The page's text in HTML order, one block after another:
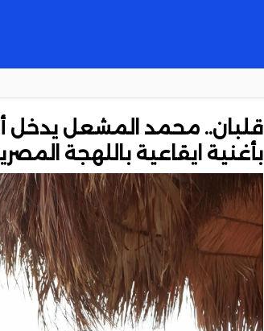
قلبان.. محمد المشعل يدخل
بأغنية ايقاعية باللهجة